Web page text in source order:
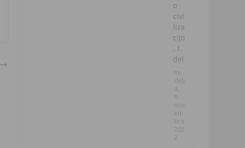
o
civi
liza
cijo
, 1.
del
ne
delj
a,
6.
nov
em
bra
202
2